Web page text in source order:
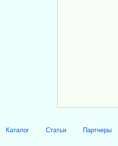
Каталог Статьи Партнеры